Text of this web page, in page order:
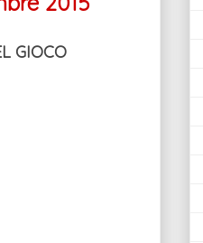
GIOCO